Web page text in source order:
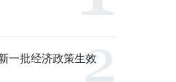
一批经济政策生效